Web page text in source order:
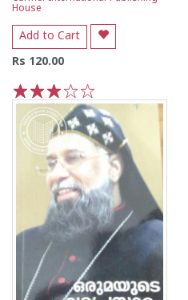
House
Add to Cart
Rs 120.00
5
4
3
2
1